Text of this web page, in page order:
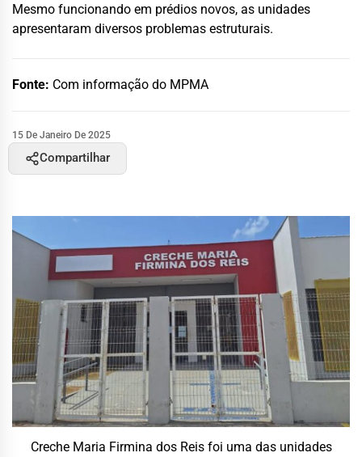
Mesmo funcionando em prédios novos, as unidades
apresentaram diversos problemas estruturais.
Fonte: Com informação do MPMA
15 De Janeiro De 2025
Compartilhar
Creche Maria Firmina dos Reis foi uma das unidades